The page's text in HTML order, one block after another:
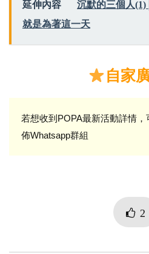
延伸內容
沉默的三個人
就是為著這一天
自家
若想收到POPA最新活動詳情，
佈Whatsapp群組
2